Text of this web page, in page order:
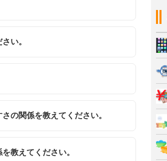
い。
の関係を教えてください。
教えてください。